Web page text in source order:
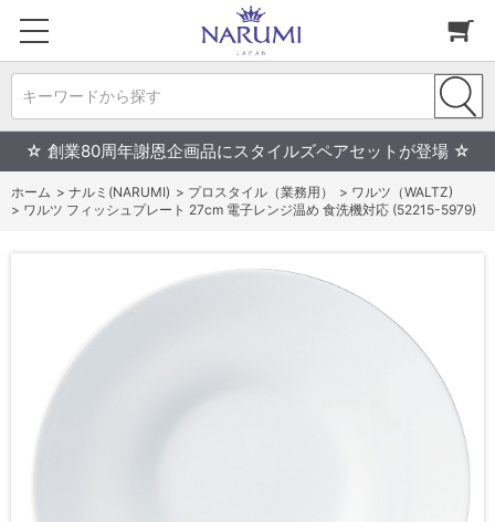
キーワードから探す
☆ 創業80周年謝恩企画品にスタイルズペアセットが登場 ☆
ホーム > ナルミ(NARUMI) > プロスタイル（業務用） > ワルツ（WALTZ)
> ワルツ フィッシュプレート 27cm 電子レンジ温め 食洗機対応 (52215-5979)